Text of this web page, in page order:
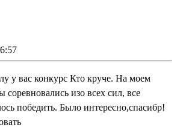
у вас конкурс Кто круче. На моем
изо всех сил, все
победить. Было интересно,спасибр!